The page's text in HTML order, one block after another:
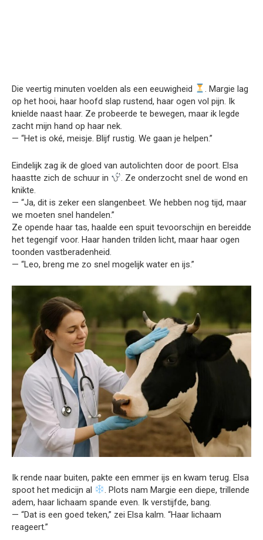
Die veertig minuten voelden als een eeuwigheid
. Margie lag
op het hooi, haar hoofd slap rustend, haar ogen vol pijn. Ik
knielde naast haar. Ze probeerde te bewegen, maar ik legde
zacht mijn hand op haar nek.
— “Het is oké, meisje. Blijf rustig. We gaan je helpen.”
Eindelijk zag ik de gloed van autolichten door de poort. Elsa
haastte zich de schuur in
. Ze onderzocht snel de wond en
knikte.
— “Ja, dit is zeker een slangenbeet. We hebben nog tijd, maar
we moeten snel handelen.”
Ze opende haar tas, haalde een spuit tevoorschijn en bereidde
het tegengif voor. Haar handen trilden licht, maar haar ogen
toonden vastberadenheid.
— “Leo, breng me zo snel mogelijk water en ijs.”
Ik rende naar buiten, pakte een emmer ijs en kwam terug. Elsa
spoot het medicijn al
. Plots nam Margie een diepe, trillende
adem, haar lichaam spande even. Ik verstijfde, bang.
— “Dat is een goed teken,” zei Elsa kalm. “Haar lichaam
reageert.”